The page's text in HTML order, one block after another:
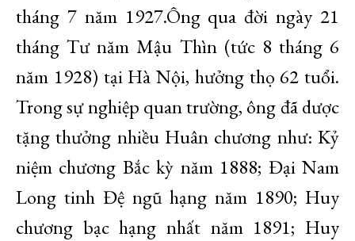
tháng 7 năm 1927.Ông qua đời ngày 21
tháng Tư năm Mậu Thìn (tức 8 tháng 6
năm 1928) tại Hà Nội, hưởng thọ 62 tuổi.
Trong sự nghiệp quan trường, ông đã dược
tặng thưởng nhiều Huân chương như: Kỷ
niệm chương Bắc kỳ năm 1888; Đại Nam
Long tinh Đệ ngũ hạng năm 1890; Huy
chương bạc hạng nhất năm 1891; Huy